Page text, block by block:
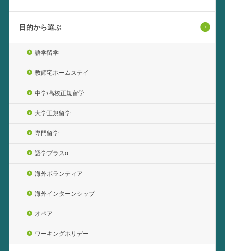
目的から選ぶ
語学留学
教師宅ホームステイ
中学/高校正規留学
大学正規留学
専門留学
語学プラスα
海外ボランティア
海外インターンシップ
オペア
ワーキングホリデー